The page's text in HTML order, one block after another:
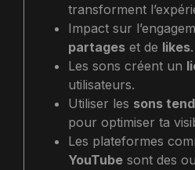
transforment
Impact sur
partages et de likes.
Les sons créent un
utilisateurs.
Utiliser les sons
pour optimiser ta
Les plateformes
YouTube sont des